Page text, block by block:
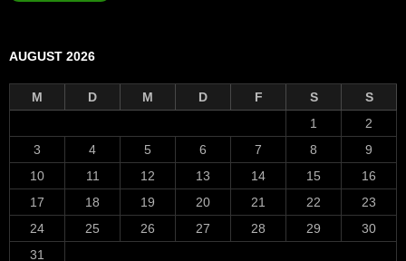
AUGUST 2026
M D M D F S
S
1
2
3
4 5 6 7 8
9
10
11 12 13 14 15
16
17
18 19 20 21 22
23
24
25 26 27 28 29
30
31